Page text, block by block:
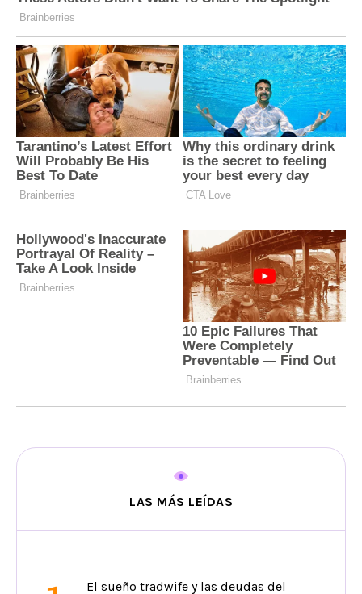
LAS MÁS LEÍDAS
El sueño tradwife y las deudas del